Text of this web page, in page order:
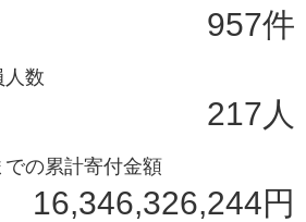
957件
人数
217人
の累計寄付金額
16,346,326,244円